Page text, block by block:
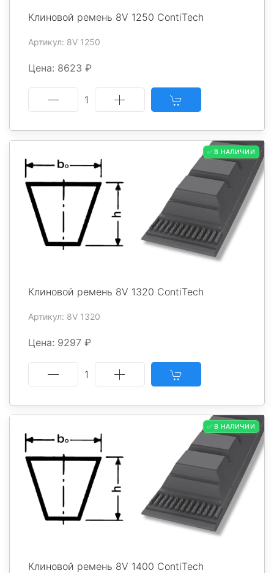
Клиновой ремень 8V 1250 ContiTech
Артикул: 8V 1250
Цена: 8623 ₽
1
✅ В НАЛИЧИИ
Клиновой ремень 8V 1320 ContiTech
Артикул: 8V 1320
Цена: 9297 ₽
1
✅ В НАЛИЧИИ
Клиновой ремень 8V 1400 ContiTech